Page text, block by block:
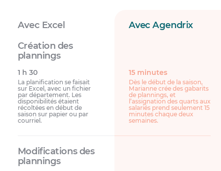
Avec Excel
1 h 30
La planification se faisait
sur Excel, avec un fichier
par département. Les
disponibilités étaient
récoltées en début de
saison sur papier ou par
courriel.
Avec Agendrix
15 minutes
Dès le début de la saison,
Marianne crée des gabarits
de plannings, et
l’assignation des quarts aux
salariés prend seulement 15
minutes chaque deux
semaines.